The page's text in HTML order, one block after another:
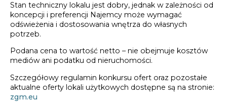
Stan techniczny lokalu jest dobry, jednak w zależności od
koncepcji i preferencji Najemcy może wymagać
odświeżenia i dostosowania wnętrza do własnych
potrzeb.
Podana cena to wartość netto – nie obejmuje kosztów
mediów ani podatku od nieruchomości.
Szczegółowy regulamin konkursu ofert oraz pozostałe
aktualne oferty lokali użytkowych dostępne są na stronie:
zgm.eu